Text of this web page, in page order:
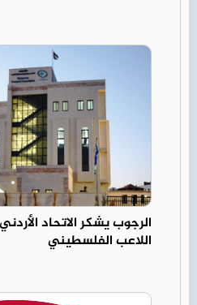
الرجوب يشكر الاتحاد
اللاعب الفلسطيني